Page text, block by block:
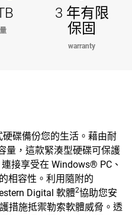
3 年有限
保固
warranty
碟備份您的生活。藉由耐
量，這款緊湊型硬碟可保護
接享受在 Windows® PC、
相容性。利用隨附的
Digital 軟體2協助您安
措施抵禦勒索軟體威脅。透